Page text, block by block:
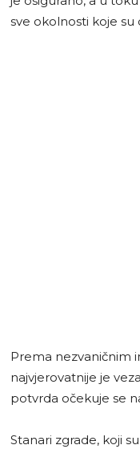
sve okolnosti koje su
Prema nezvaničnim
najvjerovatnije je
potvrda očekuje se
Stanari zgrade, koji